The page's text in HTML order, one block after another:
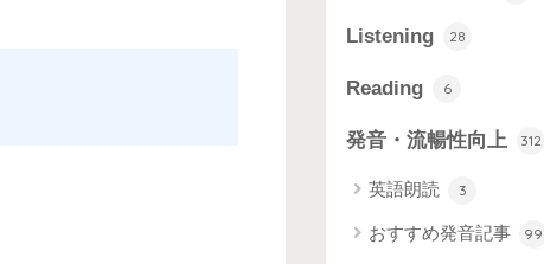
Listening 28
Reading 6
発音・流暢性向上 312
英語朗読 3
おすすめ発音記事 99